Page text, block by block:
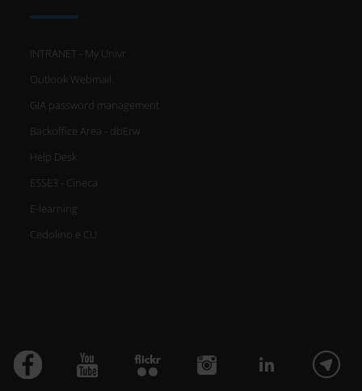
INTRANET - My Univr
Outlook Webmail
GIA password management
Backoffice Area - dbErw
Help Desk
ESSE3 - Cineca
E-learning
Cedolino e CU